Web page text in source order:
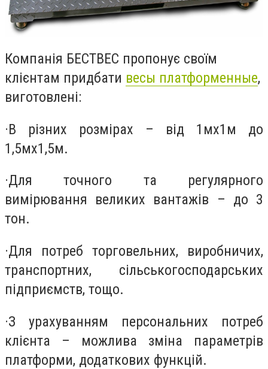
Компанія БЕСТВЕС пропонує своїм
клієнтам придбати весы платформенные,
виготовлені:
·В різних розмірах – від 1мх1м до
1,5мх1,5м.
·Для точного та регулярного
вимірювання великих вантажів – до 3
тон.
·Для потреб торговельних, виробничих,
транспортних, сільськогосподарських
підприємств, тощо.
·З урахуванням персональних потреб
клієнта – можлива зміна параметрів
платформи, додаткових функцій.